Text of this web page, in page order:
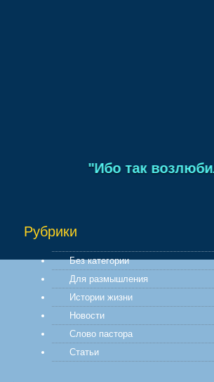
"Ибо так возлюбил
Рубрики
Без категории
Для размышления
Истории жизни
Новости
Слово пастора
Статьи